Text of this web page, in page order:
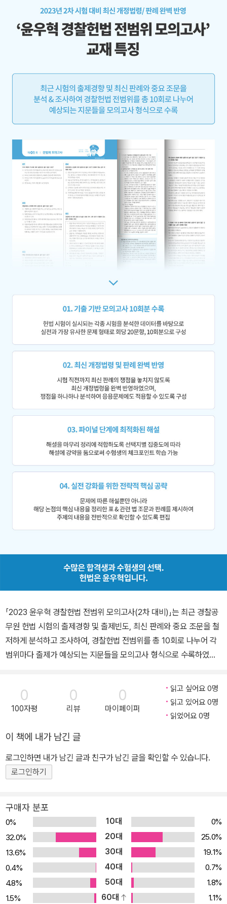
「2023 윤우혁 경찰헌법 전범위 모의고사(2차 대비)」는 최근 경찰공
무원 헌법 시험의 출제경향 및 출제빈도, 최신 판례와 중요 조문을 철
저하게 분석하고 조사하여, 경찰헌법 전범위를 총 10회로 나누어 각
범위마다 출제가 예상되는 지문들을 모의고사 형식으로 수록하였습
고사 10회분 수록 헌법 시험이 실시되는 각종 시험의 출제 패턴, 난이
도, 중요 출제 부분 등을 빠짐없이 분석한 데이터를 바탕으로, 출제가
20문항, 10회분으로 구성하였습니다. 2. 최신 개정법령 및 판례 완벽
반영 헌법 과목을 준비함에 있어서 그 특성상 개정법령에 민감해야
하고, 시험 직전까지 최신 판례의 쟁점을 파악해야 합니다. 수험생이
이러한 점을 놓치기 쉽다는 점을 고려하여 해설에 최신 개정법령을
용문제에도 적용할 수 있도록 하였습니다. 3. 파이널 단계에 최적화
된 해설 해설을 길게 구성하기보다 마무리 정리에 적합하도록 선택지
별 집중도에 따라 해설에 강약을 둠으로써 수험생의 체크포인트 학습
이 가능하게 만들었습니다. 4. 실전 강화를 위한 전략적 핵심 공략 필
요한 경우, 문제에 따른 해설뿐만 아니라 해당 논점의 핵심 내용을 정
리한 표 또는 관련 법 조문과 판례를 제시하여 주제의 내용을 전반적
으로 확인할 수 있도록 편집하였습니다.
0
100자평
0
리뷰
0
마이페이퍼
읽고 싶어요 0명
읽고 있어요 0명
읽었어요 0명
이 책에 내가 남긴 글
로그인하면 내가 남긴 글과 친구가 남긴 글을 확인할 수 있습니다.
로그인하기
구매자 분포
0% 10대
0%
32.0%
20대
25.0%
13.6%
30대
19.1%
0.4%
40대
0.7%
4.8%
50대
1.8%
1.5%
60대
1.1%